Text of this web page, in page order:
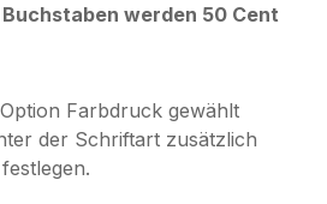
werden 50 Cent
Farbdruck gewählt
der Schriftart zusätzlich